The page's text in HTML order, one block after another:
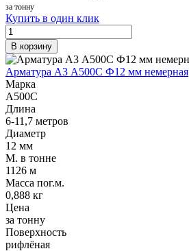
за тонну
Купить в один клик
В корзину
Арматура А3 А500С Ф12 мм немерная
Марка
А500С
Длина
6-11,7 метров
Диаметр
12 мм
М. в тонне
1126 м
Масса пог.м.
0,888 кг
Цена
за тонну
Поверхность
рифлёная